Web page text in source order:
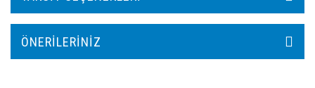
ÖNERILERINIZ